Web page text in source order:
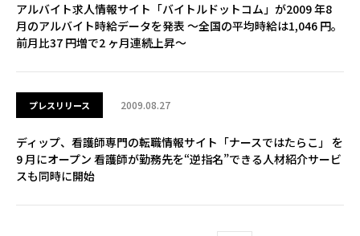
アルバイト求人情報サイト「バイトルドットコム」が2009 年8
月のアルバイト時給データを発表 ～全国の平均時給は1,046 円。
前月比37 円増で2 ヶ月連続上昇～
プレスリリース 2009.08.27
ディップ、看護師専門の転職情報サイト「ナースではたらこ」 を
9 月にオープン 看護師が勤務先を“逆指名”できる人材紹介サービ
スも同時に開始